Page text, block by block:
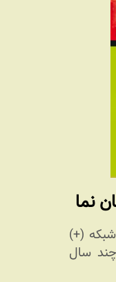
ماهنامه شبکه (+)
چند سال